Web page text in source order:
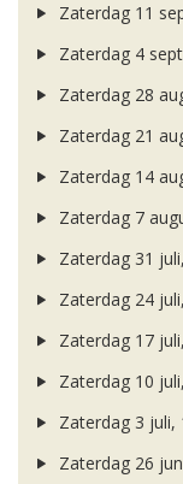
Zaterdag 11
Zaterdag 4
Zaterdag 28
Zaterdag 21
Zaterdag 14
Zaterdag 7
Zaterdag 31
Zaterdag 24
Zaterdag 17
Zaterdag 10
Zaterdag 3 juli,
Zaterdag 26